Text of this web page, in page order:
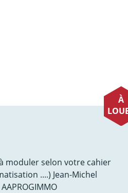
À
moduler selon votre cahier
....) Jean-Michel